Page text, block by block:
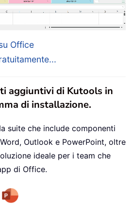
Office
aggiuntivi di Kutools in
di installazione.
suite che include componenti
Outlook e PowerPoint, oltre
ideale per i team che
di Office.